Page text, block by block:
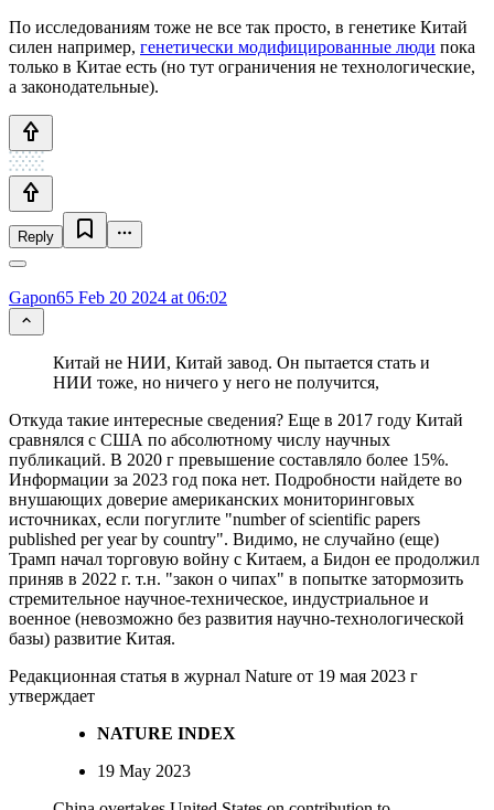
По исследованиям тоже не все так просто, в генетике Китай
силен например, генетически модифицированные люди пока
только в Китае есть (но тут ограничения не технологические,
а законодательные).
Reply
Gapon65 Feb 20 2024 at 06:02
Китай не НИИ, Китай завод. Он пытается стать и
НИИ тоже, но ничего у него не получится,
Откуда такие интересные сведения? Еще в 2017 году Китай
сравнялся с США по абсолютному числу научных
публикаций. В 2020 г превышение составляло более 15%.
Информации за 2023 год пока нет. Подробности найдете во
внушающих доверие американских мониторинговых
источниках, если погуглите "number of scientific papers
published per year by country". Видимо, не случайно (еще)
Трамп начал торговую войну с Китаем, а Бидон ее продолжил
приняв в 2022 г. т.н. "закон о чипах" в попытке затормозить
стремительное научное-техническое, индустриальное и
военное (невозможно без развития научно-технологической
базы) развитие Китая.
Редакционная статья в журнал Nature от 19 мая 2023 г
утверждает
NATURE INDEX
19 May 2023